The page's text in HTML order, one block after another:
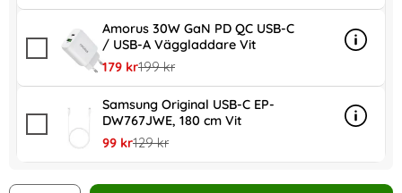
Amorus 30W GaN PD QC USB-C
/ USB-A Väggladdare Vit
rea pris
179 krtidigare pris
199 kr
Info
mer
Samsung Original USB-C EP-
DW767JWE, 180 cm Vit
rea pris
99 krtidigare pris
129 kr
Info
mer